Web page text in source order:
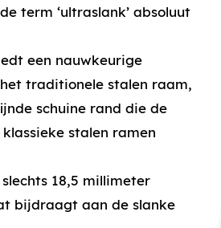
term ‘ultraslank’ absoluut
een nauwkeurige
traditionele stalen raam,
schuine rand die de
stalen ramen
18,5 millimeter
bijdraagt aan de slanke